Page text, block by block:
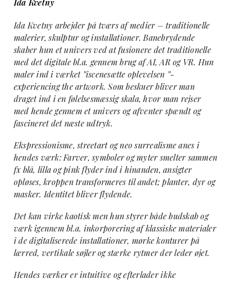
Ida Kvetny
Ida Kvetny arbejder på tværs af medier – traditionelle
malerier, skulptur og installationer. Banebrydende
skaber hun et univers ved at fusionere det traditionelle
med det digitale bl.a. gennem brug af AI, AR og VR. Hun
maler ind i værket ”iscenesætte oplevelsen ”-
experiencing the artwork. Som beskuer bliver man
draget ind i en følelsesmæssig skala, hvor man rejser
med hende gennem et univers og afventer spændt og
fascineret det næste udtryk.
Ekspressionisme, streetart og neo surrealisme anes i
hendes værk: Farver, symboler og myter smelter sammen
fx blå, lilla og pink flyder ind i hinanden, ansigter
opløses, kroppen transformeres til andet; planter, dyr og
masker. Identitet bliver flydende.
Det kan virke kaotisk men hun styrer både budskab og
værk igennem bl.a. inkorporering af klassiske materialer
i de digitaliserede installationer, mørke konturer på
lærred, vertikale søjler og stærke rytmer der leder øjet.
Hendes værker er intuitive og efterlader ikke